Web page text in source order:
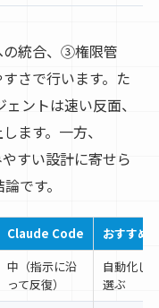
統合、③権限管
さで行います。た
ントは速い反面、
ます。一方、
すい設計に寄せら
です。
Claude Code おすすめ
中（指示に沿
って反復）
自動化し
選ぶ